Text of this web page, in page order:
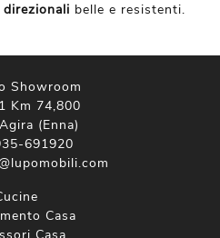
belle e resistenti.
Showroom
Km 74,800
(Enna)
691920
Casa